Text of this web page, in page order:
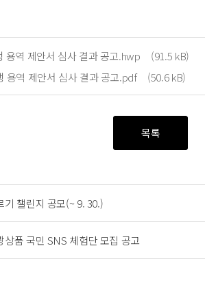
용역 제안서 심사 결과 공고.hwp (91.5 kB)
용역 제안서 심사 결과 공고.pdf (50.6 kB)
목록
기 챌린지 공모(~ 9. 30.)
상품 국민 SNS 체험단 모집 공고